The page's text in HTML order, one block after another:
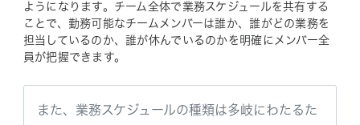
ようになります。チーム全体で業務スケジュールを共有する
ことで、勤務可能なチームメンバーは誰か、誰がどの業務を
担当しているのか、誰が休んでいるのかを明確にメンバー全
員が把握できます。
また、業務スケジュールの種類は多岐にわたるた